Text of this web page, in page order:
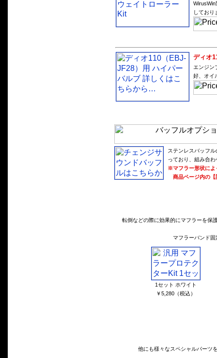
しており
ディオ
エンジン
好、オイ
ステンレスバッフ
っており、組み合
※マフラー形状によ
商品ページ内の【
転倒などの際に効果的にマフラーを保
マフラーバンド
1セット ホワイト
￥5,280（税込）
他にも様々なスペシャルパーツ